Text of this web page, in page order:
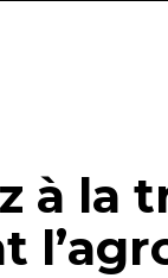
à la